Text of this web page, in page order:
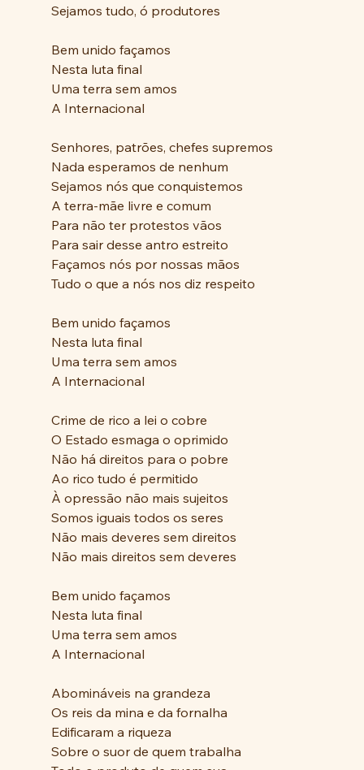
Sejamos tudo, ó produtores
Bem unido façamos
Nesta luta final
Uma terra sem amos
A Internacional
Senhores, patrões, chefes supremos
Nada esperamos de nenhum
Sejamos nós que conquistemos
A terra-mãe livre e comum
Para não ter protestos vãos
Para sair desse antro estreito
Façamos nós por nossas mãos
Tudo o que a nós nos diz respeito
Bem unido façamos
Nesta luta final
Uma terra sem amos
A Internacional
Crime de rico a lei o cobre
O Estado esmaga o oprimido
Não há direitos para o pobre
Ao rico tudo é permitido
À opressão não mais sujeitos
Somos iguais todos os seres
Não mais deveres sem direitos
Não mais direitos sem deveres
Bem unido façamos
Nesta luta final
Uma terra sem amos
A Internacional
Abomináveis na grandeza
Os reis da mina e da fornalha
Edificaram a riqueza
Sobre o suor de quem trabalha